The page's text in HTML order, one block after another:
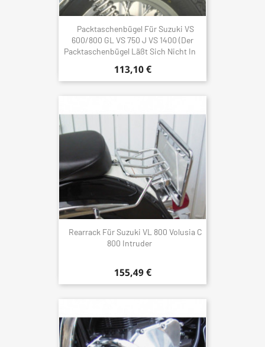
Packtaschenbügel Für Suzuki VS
600/800 GL VS 750 J VS 1400 (Der
Packtaschenbügel Läßt Sich Nicht In
113,10 €
Rearrack Für Suzuki VL 800 Volusia C
800 Intruder
155,49 €